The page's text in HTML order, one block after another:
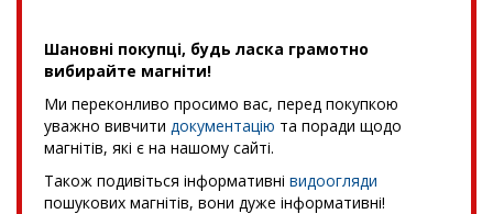
Шановні покупці, будь ласка грамотно
вибирайте магніти!
Ми переконливо просимо вас, перед покупкою
уважно вивчити документацію та поради щодо
магнітів, які є на нашому сайті.
Також подивіться інформативні видоогляди
пошукових магнітів, вони дуже інформативні!